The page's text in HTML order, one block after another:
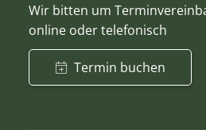
Wir bitten um
online oder telefonisch
Termin buchen